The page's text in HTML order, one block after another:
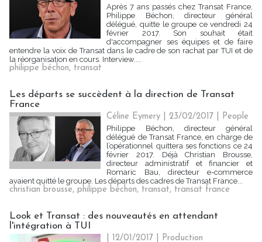
Après 7 ans passés chez Transat France,
Philippe Béchon, directeur général
délégué, quitte le groupe ce vendredi 24
février 2017. Son souhait était
d'accompagner ses équipes et de faire
entendre la voix de Transat dans le cadre de son rachat par TUI et de
la réorganisation en cours. Interview....
philippe béchon, transat
Les départs se succèdent à la direction de Transat
France
Céline Eymery | 23/02/2017
People
Philippe Béchon, directeur général
délégué de Transat France, en charge de
l’opérationnel quittera ses fonctions ce 24
février 2017. Déjà Christian Brousse,
directeur administratif et financier et
Romaric Bau, directeur e-commerce
avaient quitté le groupe. Les départs des cadres de Transat France...
christian brousse, philippe béchon, transat, transat france
Look et Transat : des nouveautés en attendant
l'intégration à TUI
| 12/01/2017
Production